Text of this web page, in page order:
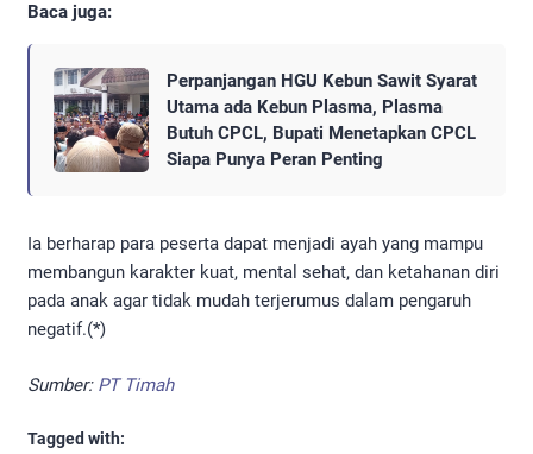
Baca juga:
Perpanjangan HGU Kebun Sawit Syarat
Utama ada Kebun Plasma, Plasma
Butuh CPCL, Bupati Menetapkan CPCL
Siapa Punya Peran Penting
Ia berharap para peserta dapat menjadi ayah yang mampu
membangun karakter kuat, mental sehat, dan ketahanan diri
pada anak agar tidak mudah terjerumus dalam pengaruh
negatif.(*)
Sumber: PT Timah
Tagged with: